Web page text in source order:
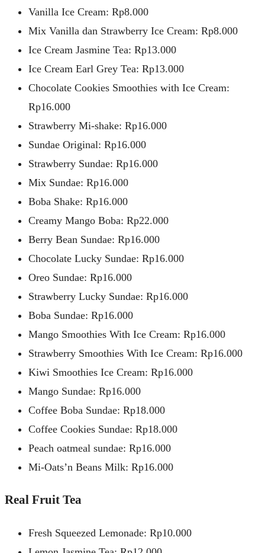
Vanilla Ice Cream: Rp8.000
Mix Vanilla dan Strawberry Ice Cream: Rp8.000
Ice Cream Jasmine Tea: Rp13.000
Ice Cream Earl Grey Tea: Rp13.000
Chocolate Cookies Smoothies with Ice Cream:
Rp16.000
Strawberry Mi-shake: Rp16.000
Sundae Original: Rp16.000
Strawberry Sundae: Rp16.000
Mix Sundae: Rp16.000
Boba Shake: Rp16.000
Creamy Mango Boba: Rp22.000
Berry Bean Sundae: Rp16.000
Chocolate Lucky Sundae: Rp16.000
Oreo Sundae: Rp16.000
Strawberry Lucky Sundae: Rp16.000
Boba Sundae: Rp16.000
Mango Smoothies With Ice Cream: Rp16.000
Strawberry Smoothies With Ice Cream: Rp16.000
Kiwi Smoothies Ice Cream: Rp16.000
Mango Sundae: Rp16.000
Coffee Boba Sundae: Rp18.000
Coffee Cookies Sundae: Rp18.000
Peach oatmeal sundae: Rp16.000
Mi-Oats’n Beans Milk: Rp16.000
Real Fruit Tea
Fresh Squeezed Lemonade: Rp10.000